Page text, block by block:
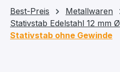
Best-Preis
Metallwaren
Stativstab Edelstahl 12 mm Ø
Stativstab ohne Gewinde